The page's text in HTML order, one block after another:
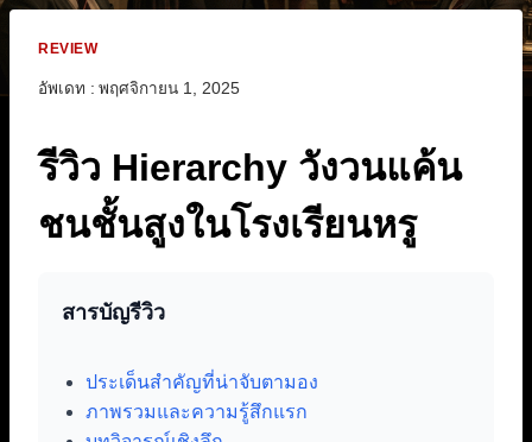
REVIEW
อัพเดท : พฤศจิกายน 1, 2025
รีวิว Hierarchy วังวนแค้น
ชนชั้นสูงในโรงเรียนหรู
สารบัญรีวิว
ประเด็นสำคัญที่น่าจับตามอง
ภาพรวมและความรู้สึกแรก